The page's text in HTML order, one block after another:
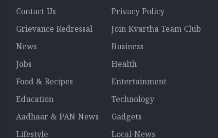
Contact Us
Privacy Policy
Grievance Redressal
Join Kvartha Team Club
News
Business
Jobs
Health
Food & Recipes
Entertainment
Education
Technology
Aadhaar & PAN News
Gadgets
Lifestyle
Local-News